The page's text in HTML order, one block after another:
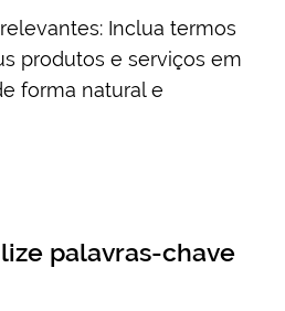
Inclua termos
produtos e serviços em
forma natural e
palavras-chave